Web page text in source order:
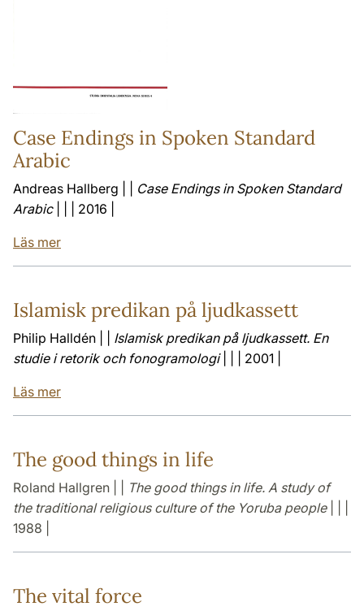
Case Endings in Spoken Standard
Arabic
Andreas Hallberg | | Case Endings in Spoken Standard
Arabic| | | 2016 |
Läs mer
Islamisk predikan på ljudkassett
Philip Halldén | | Islamisk predikan på ljudkassett. En
studie i retorik och fonogramologi| | | 2001 |
Läs mer
The good things in life
Roland Hallgren | |
The good things in life. A study of
the traditional religious culture of the Yoruba people| | |
1988 |
The vital force